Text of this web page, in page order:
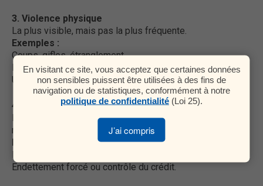
3. Violence physique
La plus visible, mais pas la plus fréquente.
Exemples :
Coups, gifles, étranglement.
Empêcher de sortir, bloquer un passage.
Utilisation d’objets pour blesser.
4. Violence économique
Elle consiste à contrôler les ressources financières pour
maintenir la dépendance.
Exemples :
Interdiction de travailler ou de gérer ses finances.
Endettement forcé ou contrôle du crédit.
En visitant ce site, vous acceptez que certaines données
non sensibles puissent être utilisées à des fins de
navigation ou de statistiques, conformément à notre
politique de confidentialité (Loi 25).
J’ai compris